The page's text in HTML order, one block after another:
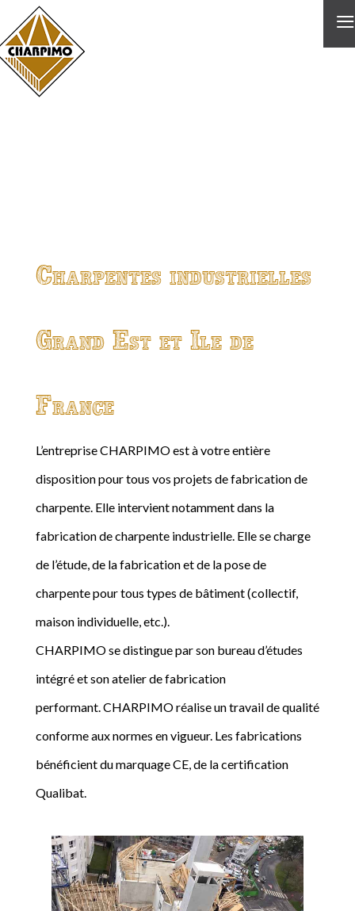
≡
Charpentes industrielles
Grand Est et Ile de
France
L’entreprise CHARPIMO est à votre entière
disposition pour tous vos projets de fabrication de
charpente. Elle intervient notamment dans la
fabrication de charpente industrielle. Elle se charge
de l’étude, de la fabrication et de la pose de
charpente pour tous types de bâtiment (collectif,
maison individuelle, etc.).
CHARPIMO se distingue par son bureau d’études
intégré et son atelier de fabrication
performant. CHARPIMO réalise un travail de qualité
conforme aux normes en vigueur. Les fabrications
bénéficient du marquage CE, de la certification
Qualibat.